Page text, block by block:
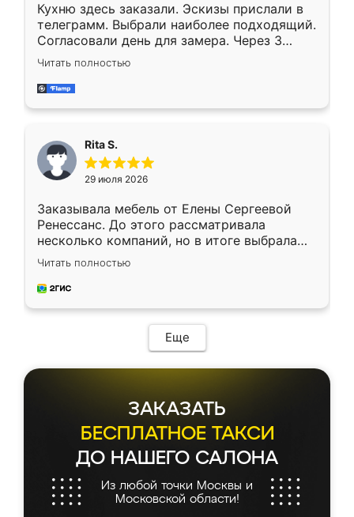
Кухню здесь заказали. Эскизы прислали в
телеграмм. Выбрали наиболее подходящий.
Согласовали день для замера. Через 3
недели кухня была уже готова. Остались
довольны работой. Спасибо Ренессанс
мебель за качественную работу!
Читать полностью
Rita S.
29 июля 2026
Заказывала мебель от Елены Сергеевой
Ренессанс. До этого рассматривала
несколько компаний, но в итоге выбрала
эту. Сначала обговорили условия, потом
приехал замерщик, всё спокойно объяснил
и снял размеры. Изготовили в срок, с
мебель сразу встала на свое место без
каких-либо доработок. Качеством осталась
довольна, все выглядит так, как и ожидала.
Читать полностью
Еще
ЗАКАЗАТЬ
БЕСПЛАТНОЕ ТАКСИ
ДО НАШЕГО САЛОНА
Из любой точки Москвы и
Московской области!